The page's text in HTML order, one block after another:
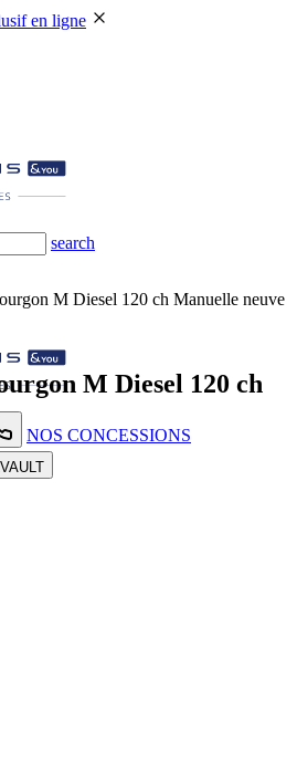
en ligne
search
NOS CONCESSIONS
M Diesel 120 ch Manuelle neuve
M Diesel 120 ch